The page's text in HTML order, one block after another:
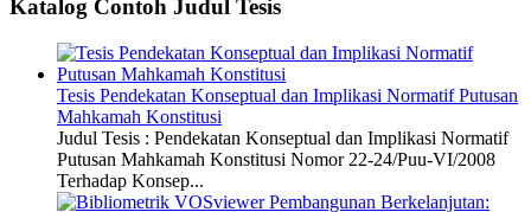
Katalog Contoh Judul Tesis
Tesis Pendekatan Konseptual dan Implikasi Normatif Putusan
Mahkamah Konstitusi
Judul Tesis : Pendekatan Konseptual dan Implikasi Normatif
Putusan Mahkamah Konstitusi Nomor 22-24/Puu-VI/2008
Terhadap Konsep...